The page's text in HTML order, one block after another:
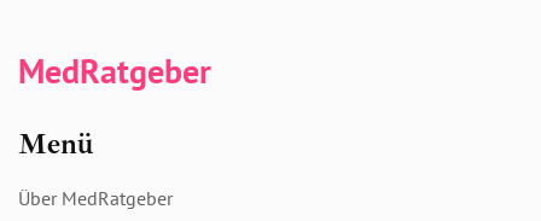
MedRatgeber
Menü
Über MedRatgeber